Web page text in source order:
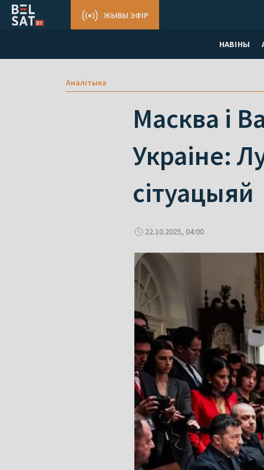
НАВІНЫ
ЖЫВЫ ЭФІР
Аналітыка
Масква і
Украіне:
сітуацыяй
22.10.2025, 04:00